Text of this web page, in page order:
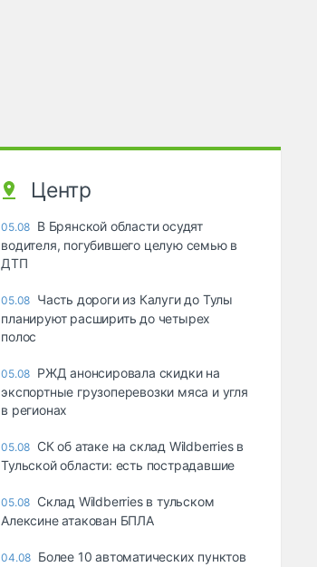
Центр
05.08 В Брянской области осудят
водителя, погубившего целую семью в
ДТП
05.08 Часть дороги из Калуги до Тулы
планируют расширить до четырех
полос
05.08 РЖД анонсировала скидки на
экспортные грузоперевозки мяса и угля
в регионах
05.08 СК об атаке на склад Wildberries в
Тульской области: есть пострадавшие
05.08 Склад Wildberries в тульском
Алексине атакован БПЛА
04.08 Более 10 автоматических пунктов